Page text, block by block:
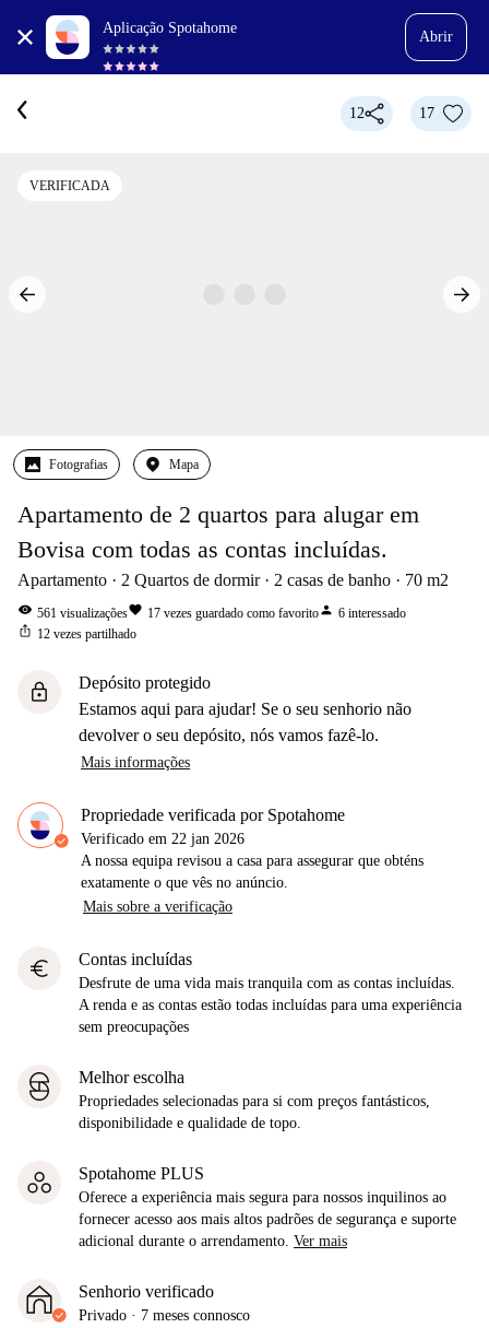
Aplicação Spotahome
Abrir
12 17
VERIFICADA
Fotografias Mapa
Apartamento de 2 quartos para alugar em
Bovisa com todas as contas incluídas.
Apartamento 2 Quartos de dormir 2 casas de banho 70 m2
visibility 561 visualizaçõesfavorite 17 vezes guardado como favoritoperson 6 interessado
ios_share 12 vezes partilhado
lock
Depósito protegido
Estamos aqui para ajudar! Se o seu senhorio não
devolver o seu depósito, nós vamos fazê-lo.
Mais informações
Propriedade verificada por Spotahome
Verificado em 22 jan 2026
A nossa equipa revisou a casa para assegurar que obténs
exatamente o que vês no anúncio.
Mais sobre a verificação
euro Contas incluídas
Desfrute de uma vida mais tranquila com as contas incluídas.
A renda e as contas estão todas incluídas para uma experiência
sem preocupações
Melhor escolha
Propriedades selecionadas para si com preços fantásticos,
disponibilidade e qualidade de topo.
Spotahome PLUS
Oferece a experiência mais segura para nossos inquilinos ao
fornecer acesso aos mais altos padrões de segurança e suporte
adicional durante o arrendamento. Ver mais
Senhorio verificado
Privado · 7 meses connosco